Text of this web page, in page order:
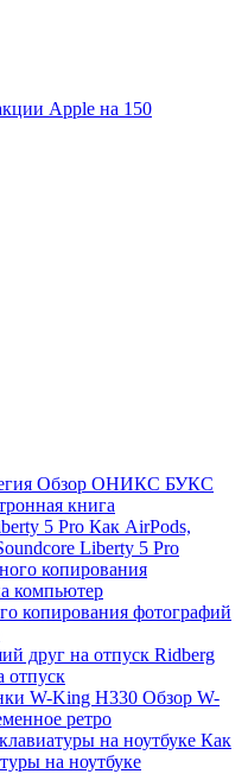
Apple на 150
Обзор ОНИКС БУКС
книга
Как AirPods,
Liberty 5 Pro
копирования фотографий
Ridberg
отпуск
Обзор W-
ретро
Как
на ноутбуке